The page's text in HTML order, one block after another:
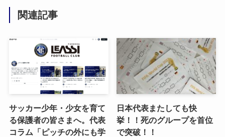
関連記事
サッカー少年・少女を育て
る保護者の皆さまへ。代表
コラム「ピッチの外にも学
日本代表またしても快
挙！！死のグループを首位
で突破！！